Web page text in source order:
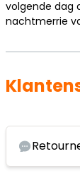
volgende dag
nachtmerrie